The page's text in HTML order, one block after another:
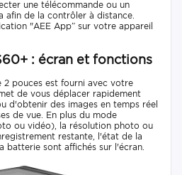
une télécommande ou un
afin de la contrôler à distance.
"AEE App” sur votre appareil
: écran et fonctions
2 pouces est fourni avec votre
de vous déplacer rapidement
d'obtenir des images en temps réel
de vue. En plus du mode
ou vidéo), la résolution photo ou
restante, l'état de la
batterie sont affichés sur l'écran.